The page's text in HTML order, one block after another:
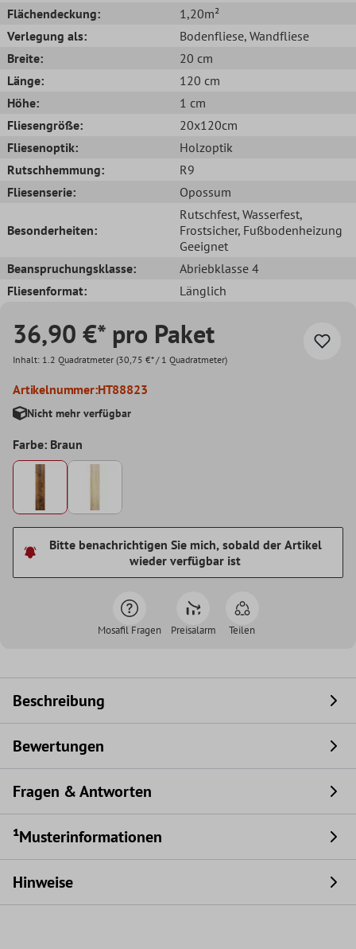
Flächendeckung:
1,20m²
Verlegung als:
Bodenfliese, Wandfliese
Breite:
20 cm
Länge:
120 cm
Höhe:
1 cm
Fliesengröße:
20x120cm
Fliesenoptik:
Holzoptik
Rutschhemmung:
R9
Fliesenserie:
Opossum
Besonderheiten:
Rutschfest, Wasserfest,
Frostsicher, Fußbodenheizung
Geeignet
Beanspruchungsklasse:
Abriebklasse 4
Fliesenformat:
Länglich
36,90 €* pro Paket
Inhalt: 1.2 Quadratmeter (30,75 €* / 1 Quadratmeter)
Artikelnummer:HT88823
Nicht mehr verfügbar
Farbe: Braun
Bitte benachrichtigen Sie mich, sobald der Artikel
wieder verfügbar ist
Mosafil Fragen Preisalarm Teilen
Beschreibung
Bewertungen
Fragen & Antworten
¹Musterinformationen
Hinweise